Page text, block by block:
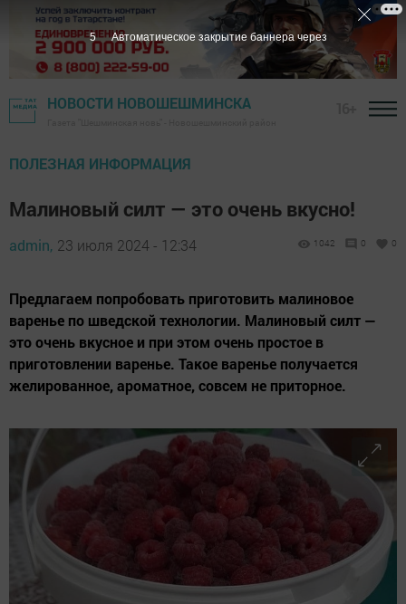
НОВОСТИ НОВОШЕШМИНСКА
ПОЛЕЗНАЯ ИНФОРМАЦИЯ
Малиновый силт — это очень вкусно!
admin, 23 июля 2024 - 12:34 1042 0 0
Предлагаем попробовать приготовить малиновое
варенье по шведской технологии. Малиновый силт —
это очень вкусное и при этом очень простое в
приготовлении варенье. Такое варенье получается
желированное, ароматное, совсем не приторное.
4 Автоматическое закрытие баннера через